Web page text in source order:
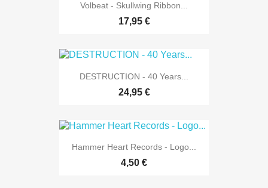
Volbeat - Skullwing Ribbon...
17,95 €
DESTRUCTION - 40 Years...
24,95 €
Hammer Heart Records - Logo...
4,50 €